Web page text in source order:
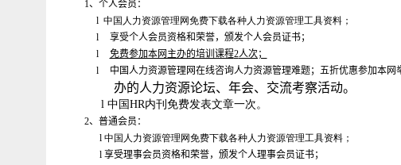
1、个人会员：
l中国人力资源管理网免费下载各种人力资源管理工具资料；
l
享受个人会员资格和荣誉，颁发个人会员证书；
l
免费参加本网主办的培训课程2人次；
l
中国人力资源管理网在线咨询人力资源管理难题；五折优惠参加本网
办的人力资源论坛、年会、交流考察活动。
l 中国HR内刊免费发表文章一次。
2、普通会员：
l中国人力资源管理网免费下载各种人力资源管理工具资料；
l 享受理事会员资格和荣誉，颁发个人理事会员证书；